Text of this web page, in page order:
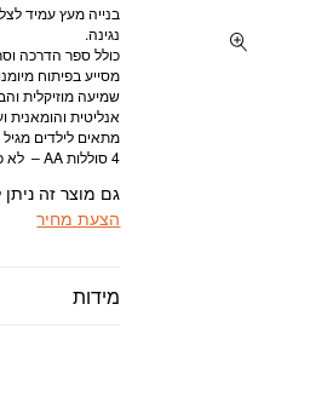
נגינה.
כולל ספר הדרכה
מסייע בפיתוח
שמיעה מוזיקלית
אנליטית והומאנית
מתאים לילדים מגיל 3 ומעלה.
4 סוללות AA – לא כלול בערכה.
גם מוצר זה
הצעת מחיר
מידות